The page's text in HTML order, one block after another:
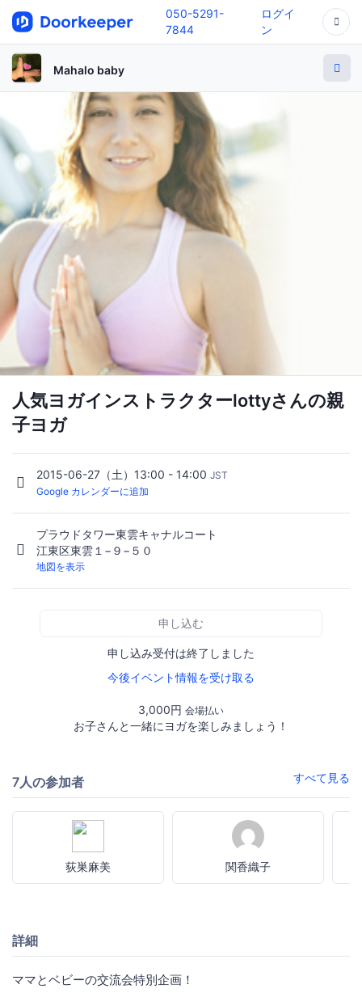
050-5291-
7844
ログイ
ン
Mahalo baby
人気ヨガインストラクターlottyさんの親
子ヨガ
2015-06-27（土）13:00 - 14:00 JST
Google カレンダーに追加
プラウドタワー東雲キャナルコート
江東区東雲１−９−５０
地図を表示
申し込む
申し込み受付は終了しました
今後イベント情報を受け取る
3,000円 会場払い
お子さんと一緒にヨガを楽しみましょう！
7人の参加者 すべて見る
荻巣麻美 関香織子
詳細
ママとベビーの交流会特別企画！